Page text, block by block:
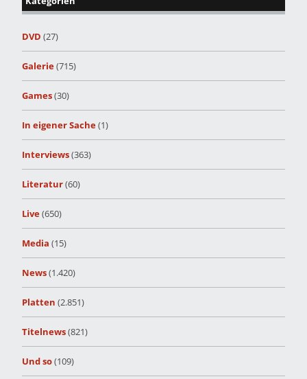
DVD (27)
Galerie(715)
Games(30)
In eigener Sache(1)
Interviews(363)
Literatur(60)
Live(650)
Media (15)
News(1.420)
Platten (2.851)
Titelnews(821)
Und so(109)